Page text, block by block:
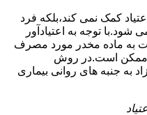
کمک نمی کند،بلکه فرد
توجه به اعتیادآور
به ماده مخدر مورد مصرف
است.در روش
به جنبه های روانی بیماری